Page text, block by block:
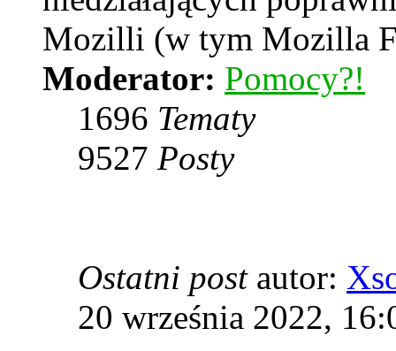
Mozilli (w tym Mozilla
Moderator: Pomocy?!
1696 Tematy
9527 Posty
Ostatni postautor:
20 września 2022,